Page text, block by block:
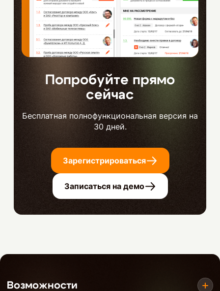
Попробуйте прямо
сейчас
Бесплатная полнофункциональная версия на
30 дней.
Зарегистрироваться
Записаться на демо
Возможности